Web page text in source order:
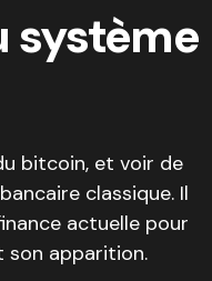
système
bitcoin, et voir de
classique. Il
actuelle pour
son apparition.